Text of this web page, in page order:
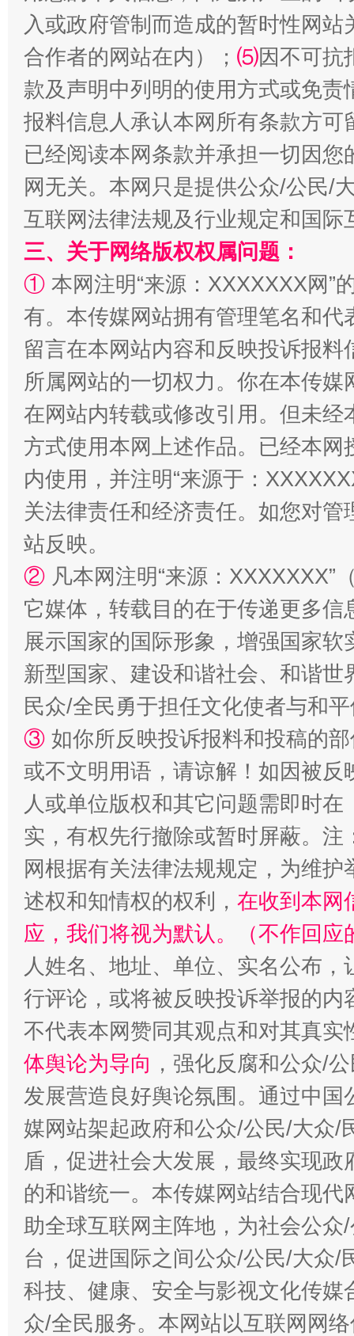
全民健身五年计划来了！等你上场
阿坝州三大球赛在茂县开幕 规模
扯下公款旅游的“隐身衣” 如何以
入或政府管制而造成的暂时性网
合作者的网站在内）； ⑸因不可抗
款及声明中列明的使用方式或免责
报料信息人承认本网所有条款方
已经阅读本网条款并承担一切因
网无关。本网只是提供公众/公民/
互联网法律法规及行业规定和国
三、关于网络版权权属问题：
① 本网注明“来源：XXXXXXX网”
有。本传媒网站拥有管理笔名和
留言在本网站内容和反映投诉报
所属网站的一切权力。你在本传
在网站内转载或修改引用。但未
方式使用本网上述作品。已经本
内使用，并注明“来源于：
关法律责任和经济责任。如您对
站反映。
② 凡本网注明“来源：
它媒体，转载目的在于传递更多
展示国家的国际形象，增强国家
新型国家、建设和谐社会、和谐
民众/全民勇于担任文化使者与和
③ 如你所反映投诉报料和投稿的
或不文明用语，请谅解！如因被
人或单位版权和其它问题需即时在
实，有权先行撤除或暂时屏蔽。
网根据有关法律法规规定，为维
述权和知情权的权利， 在收到本网
应，我们将视为默认。（不作回应
人姓名、地址、单位、实名公布
行评论，或将被反映投诉举报的
不代表本网赞同其观点和对其真实
体舆论为导向 ，强化反腐和公众/
发展营造良好舆论氛围。通过中
媒网站架起政府和公众/公民/大众/
盾，促进社会大发展，最终实现
的和谐统一。本传媒网站结合现
助全球互联网主阵地，为社会公
台，促进国际之间公众/公民/大众/
科技、健康、安全与影视文化传
众/全民服务。本网站以互联网网